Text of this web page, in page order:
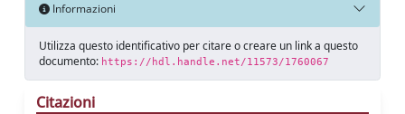
Informazioni
Utilizza questo identificativo per citare o creare un link a questo
documento: https://hdl.handle.net/11573/1760067
Citazioni